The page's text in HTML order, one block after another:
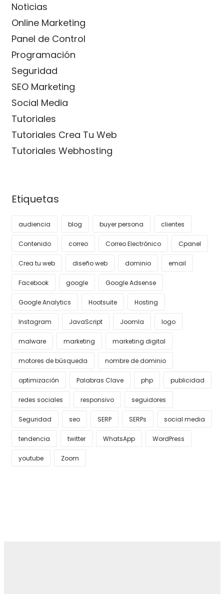
Noticias
Online Marketing
Panel de Control
Programación
Seguridad
SEO Marketing
Social Media
Tutoriales
Tutoriales Crea Tu Web
Tutoriales Webhosting
Etiquetas
audiencia blog buyer persona clientes
Contenido correo Correo Electrónico Cpanel
Crea tu web diseño web dominio email
Facebook google Google Adsense
Google Analytics Hootsuite Hosting
Instagram JavaScript Joomla logo
malware marketing marketing digital
motores de búsqueda nombre de dominio
optimización Palabras Clave php publicidad
redes sociales responsivo seguidores
Seguridad seo SERP SERPs social media
tendencia twitter WhatsApp WordPress
youtube Zoom